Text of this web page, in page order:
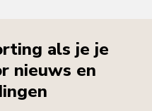
als je je
nieuws en